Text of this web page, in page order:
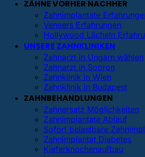
ZÄHNE VORHER NACHHER
Zahnimplantate
Veneers Erfahrungen
Hollywood Lächeln
UNSERE ZAHNKLINIKEN
Zahnarzt in Ungarn wählen
Zahnarzt in Sopron
Zahnklinik in Wien
Zahnklinik in Budapest
ZAHNBEHANDLUNGEN
Zahnersatz Möglichkeiten
Zahnimplantate Ablauf
Sofort belastbare
Zahnimplantat Diabetes
Kieferknochenaufbau